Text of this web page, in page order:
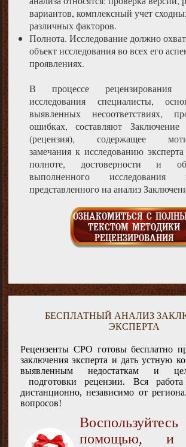
вариантов, комплексный учет
различных факторов.
Полнота. Исследование должно
объект исследования во всех его
проявлениях.
В процессе рецензирования
исследования специалисты,
выявленных несоответствиях,
ошибках, составляют Заключение
(рецензия), содержащее
замечания к исследованию
полноте, достоверности и
выполненного
представленного на анализ
ОЗНАКОМИТЬСЯ С
ТЕКСТОМ МЕТОДИКИ
РЕЦЕНЗИРОВАНИЯ
БЕСПЛАТНЫЙ АНАЛИЗ
ЭКСПЕРТА
Рецензенты СРО готовы бесплатно
заключения эксперта и дать устную
выявленным недостаткам и
подготовки рецензии. Вся работа
дистанционно, независимо от
вопросов!
помощью,